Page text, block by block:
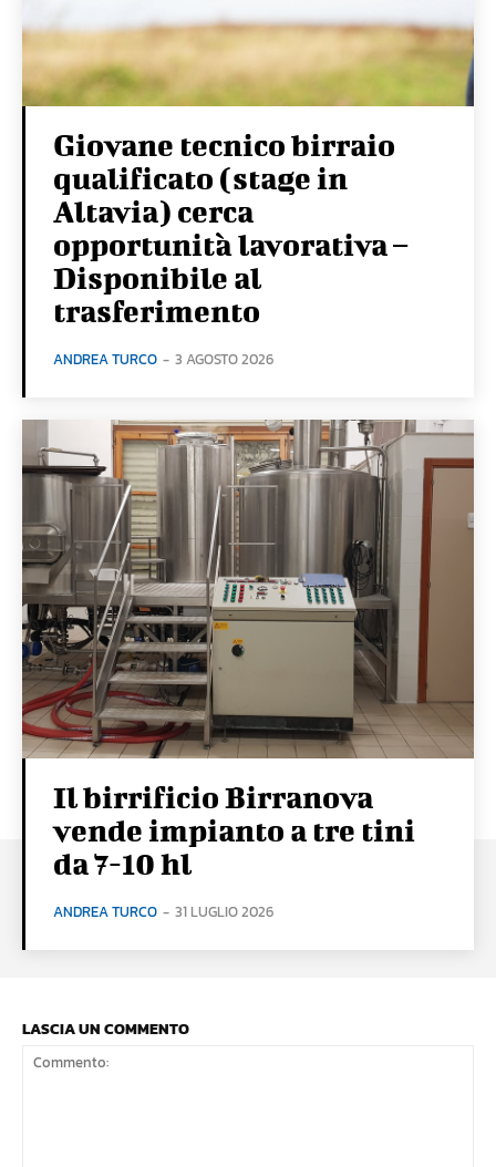
Giovane tecnico birraio
qualificato (stage in
Altavia) cerca
opportunità lavorativa –
Disponibile al
trasferimento
ANDREA TURCO - 3 AGOSTO 2026
Il birrificio Birranova
vende impianto a tre tini
da 7-10 hl
ANDREA TURCO - 31 LUGLIO 2026
LASCIA UN COMMENTO